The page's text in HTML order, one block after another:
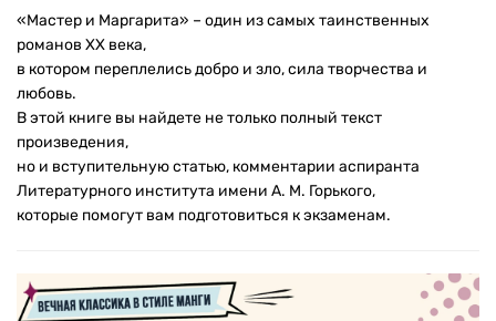
«Мастер и Маргарита» – один из самых таинственных
романов ХХ века,
в котором переплелись добро и зло, сила творчества и
любовь.
В этой книге вы найдете не только полный текст
произведения,
но и вступительную статью, комментарии аспиранта
Литературного института имени А. М. Горького,
которые помогут вам подготовиться к экзаменам.